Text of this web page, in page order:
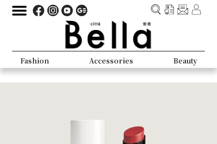
Fashion Accessories Beauty